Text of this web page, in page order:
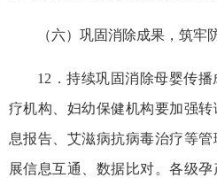
（六）巩固消除成果，筑牢
12．持续巩固消除母婴传
疗机构、妇幼保健机构要加强
息报告、艾滋病抗病毒治疗等
展信息互通、数据比对。各级